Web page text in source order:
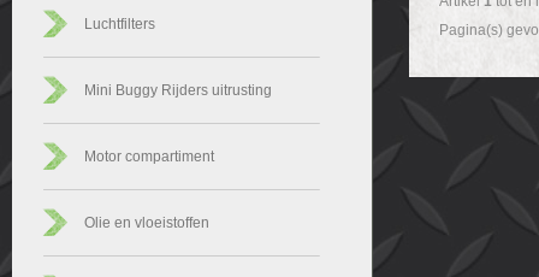
Luchtfilters
Mini Buggy Rijders uitrusting
Motor compartiment
Olie en vloeistoffen
Pagina(s)